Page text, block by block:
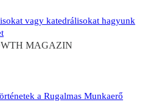
vagy katedrálisokat hagyunk
MAGAZIN
a Rugalmas Munkaerő